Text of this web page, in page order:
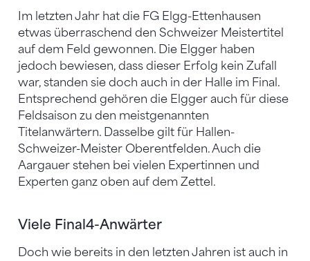
Im letzten Jahr hat die FG Elgg-Ettenhausen
etwas überraschend den Schweizer Meistertitel
auf dem Feld gewonnen. Die Elgger haben
jedoch bewiesen, dass dieser Erfolg kein Zufall
war, standen sie doch auch in der Halle im Final.
Entsprechend gehören die Elgger auch für diese
Feldsaison zu den meistgenannten
Titelanwärtern. Dasselbe gilt für Hallen-
Schweizer-Meister Oberentfelden. Auch die
Aargauer stehen bei vielen Expertinnen und
Experten ganz oben auf dem Zettel.
Viele Final4-Anwärter
Doch wie bereits in den letzten Jahren ist auch in